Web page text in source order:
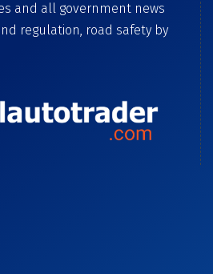
and all government news
regulation, road safety by